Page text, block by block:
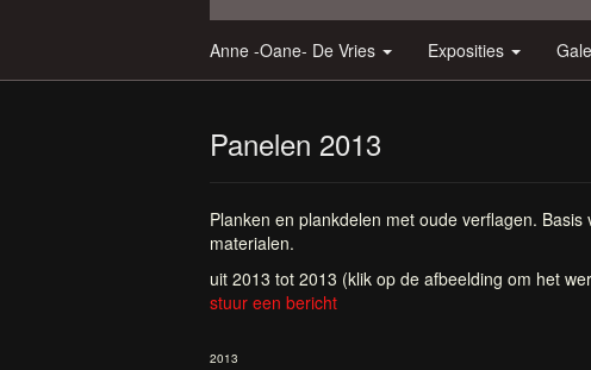
Anne -Oane- De Vries Exposities
Panelen 2013
Planken en plankdelen met oude verflagen.
materialen.
uit 2013 tot 2013 (klik op de afbeelding om het
stuur een bericht
2013